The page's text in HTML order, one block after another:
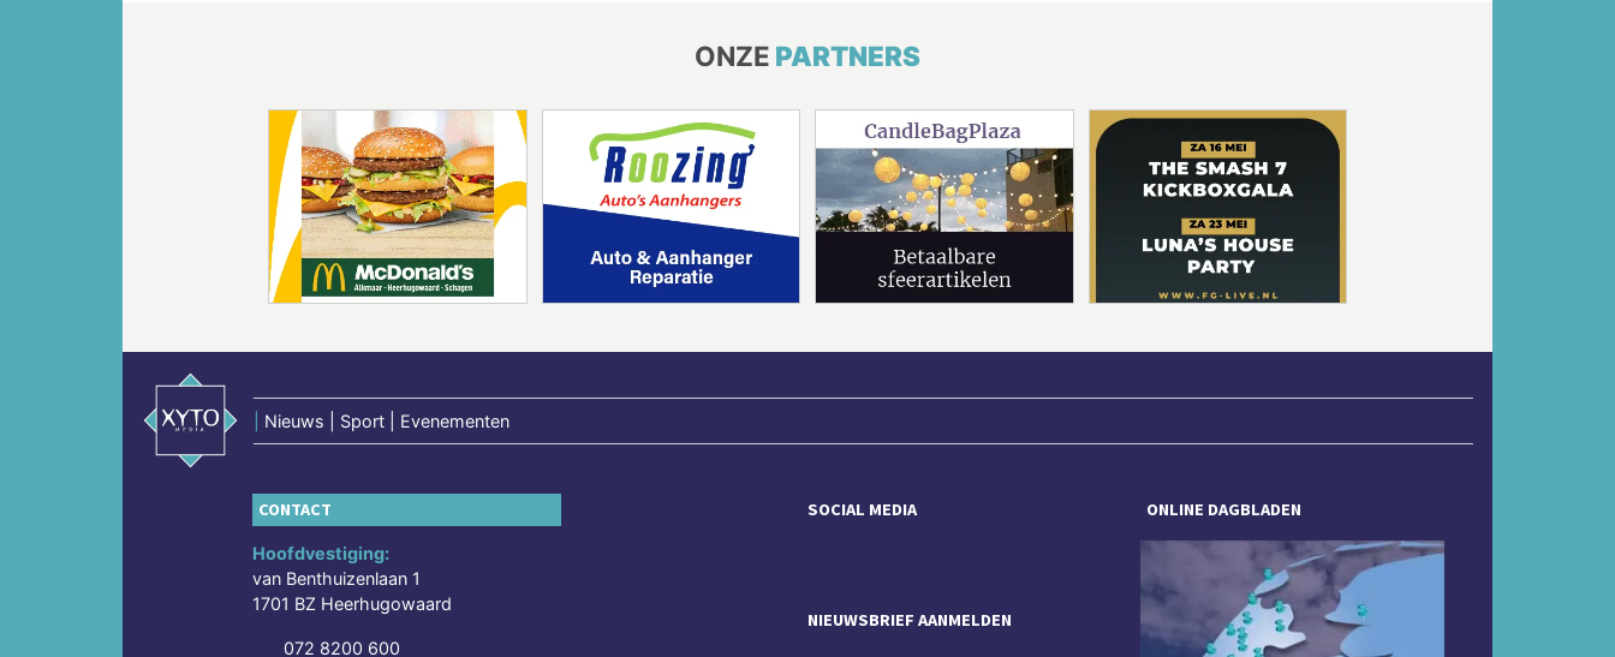
ONZE PARTNERS
Nieuws | Sport | Evenementen
CONTACT
Hoofdvestiging:
van Benthuizenlaan 1
1701 BZ Heerhugowaard
072 8200 600
SOCIAL MEDIA
NIEUWSBRIEF AANMELDEN
ONLINE DAGBLADEN